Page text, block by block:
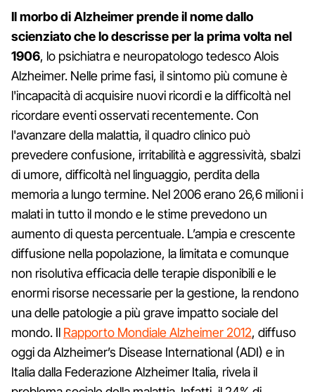
Il morbo di Alzheimer prende il nome dallo
scienziato che lo descrisse per la prima volta nel
1906, lo psichiatra e neuropatologo tedesco Alois
Alzheimer. Nelle prime fasi, il sintomo più comune è
l'incapacità di acquisire nuovi ricordi e la difficoltà nel
ricordare eventi osservati recentemente. Con
l'avanzare della malattia, il quadro clinico può
prevedere confusione, irritabilità e aggressività, sbalzi
di umore, difficoltà nel linguaggio, perdita della
memoria a lungo termine. Nel 2006 erano 26,6 milioni i
malati in tutto il mondo e le stime prevedono un
aumento di questa percentuale. L’ampia e crescente
diffusione nella popolazione, la limitata e comunque
non risolutiva efficacia delle terapie disponibili e le
enormi risorse necessarie per la gestione, la rendono
una delle patologie a più grave impatto sociale del
mondo. Il Rapporto Mondiale Alzheimer 2012, diffuso
oggi da Alzheimer’s Disease International (ADI) e in
Italia dalla Federazione Alzheimer Italia, rivela il